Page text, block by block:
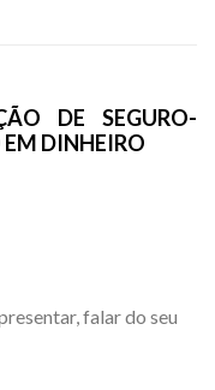
DE SEGURO-
DINHEIRO
falar do seu